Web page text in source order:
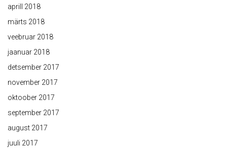
aprill 2018
märts 2018
veebruar 2018
jaanuar 2018
detsember 2017
november 2017
oktoober 2017
september 2017
august 2017
juuli 2017